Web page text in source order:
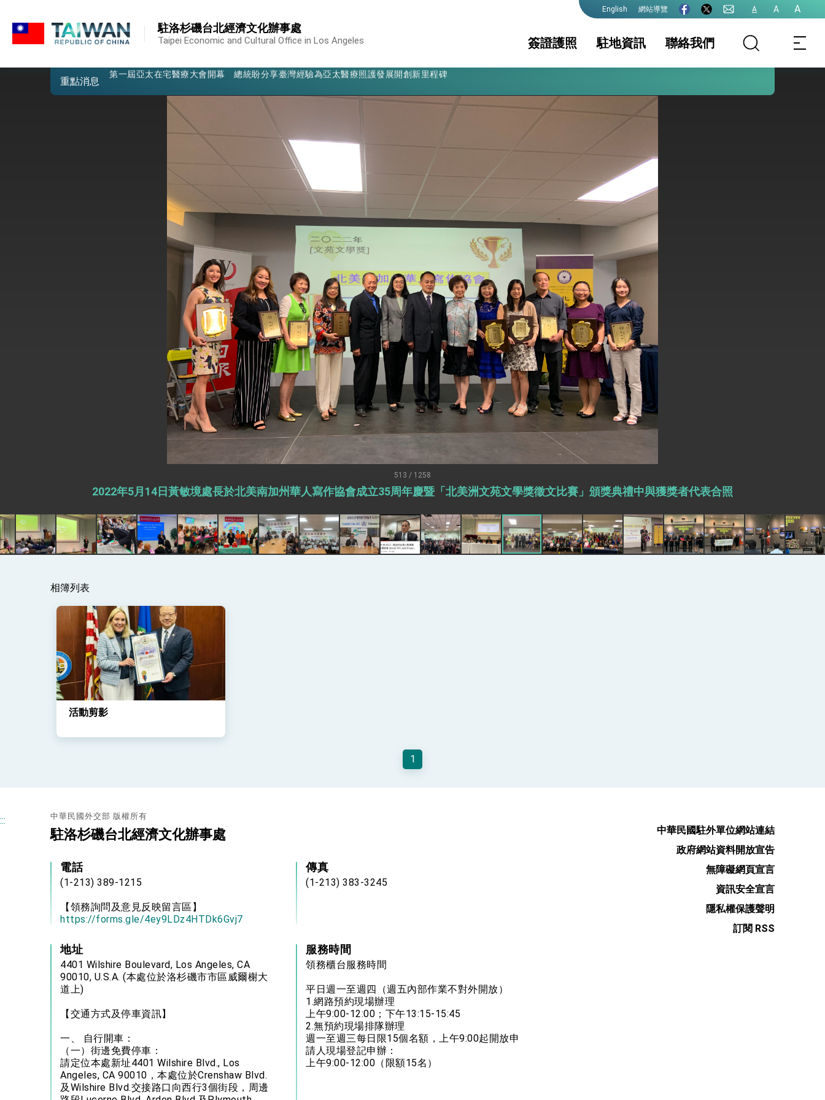
English 網站導覽 A A A
駐洛杉磯台北經濟文化辦事處
Taipei Economic and Cultural Office in Los Angeles 簽證護照
本處領務服務公告
事項
護照及入出國許可 簽證
駐地資訊
簽證及入境須知 駐地基本資料
生活資訊
消保及性平諮詢機
行事曆
聯絡我們
重點消息
我國政府將在美國亞利桑納州設立「駐鳳凰城辦事處」，進一步深化台美交流合作
外交部發布WHA文宣影片「台灣醫療點亮世界」及「台灣智慧醫療與健康產業展」預告短片，向世界展現台灣守護全球健康的創新能量
總統出訪史瓦帝尼返國談話 強調臺灣人有權利走向世界 盼與理念相近國家共同維護國際秩序
堅定走向世界 賴總統抵達史瓦帝尼王國進行國是訪問
總統與五院院長新春茶敘 盼化分歧為團結、為國家邁出合作第一步
台美貿易協議完成簽署達成6大目標、創5大歷史性突破 總統強調將以3大面向加速臺灣經濟轉型升級 籲請立院全力支持並盡速通過
臺美簽署「對等貿易協定」確立對等關稅15%且不疊加 我輸美2072項產品豁免對等關稅
總統接受「法新社」（AFP）專訪內容
外交部長林佳龍於《外交事務》撰文指出：自由世界 需要台灣，團結合作方能守護繁榮
外交部長林佳龍出席《台灣光華雜誌》50週年慶「見證蛻變，分享世界的光華」開幕式，期許數位轉 型迎向下個50年
總統主持「台美經濟繁榮夥伴對話」記者會 說明臺美合作三大戰略方向 盼與民主夥伴共同引領 下一個世代的繁榮
外交部長林佳龍接受印尼「時代雜誌」專訪，闡述印太安全局勢，籲深化台印尼半導體供應鏈合作
副總統接見美參議員蓋耶哥 強調美國是臺灣重要合作夥伴
外交部長林佳龍午宴歡迎美國聯邦參議員蓋耶哥訪問團
外交部長林佳龍接見美國智庫「德國馬歇爾基金會」訪問團一行，深化跨大西洋戰略夥伴關係
臺美經貿談判獲階段性成果 卓揆期勉爭取時間完成「臺美對等貿易協定」簽署
卓揆：臺美關稅談判階段性結果有助臺灣取得有利戰略地位 全力支持「臺美對等貿易協定」簽署
外交部與數位發展部攜手合作，整合台灣雄厚數位實力，達成固邦榮邦目標
外交部長林佳龍主持第35次「參與亞太經濟合作策略小組」跨部會會議
民調顯示多數國人滿意政府外交表現，高度支持「總合外交」與台歐美日關係深化
變局中 奮起的新臺灣 總統發表國慶演說
總統發表執政周年談話 盼面對未來挑戰 堅持團結 迎風轉型 穩健前行
賴總統就職演說影片
總統重要談話
513 / 1258
2022年5月14日黃敏境處長於北美南加州華人寫作協會成立35周年慶暨「北美洲文苑文學獎徵文比賽」頒獎典禮中與獲獎者代表合照
相簿列表
活動剪影
1
::: 中華民國外交部 版權所有
駐洛杉磯台北經濟文化辦事處
電話
(1-213) 389-1215
【領務詢問及意見反映留言區】
https://forms.gle/4ey9LDz4HTDk6Gvj7
傳真
(1-213) 383-3245
地址
4401 Wilshire Boulevard, Los Angeles, CA
90010, U.S.A. (本處位於洛杉磯市市區威爾榭大
道上)
【交通方式及停車資訊】
一、 自行開車：
（一）街邊免費停車：
請定位本處新址4401 Wilshire Blvd., Los
Angeles, CA 90010，本處位於Crenshaw Blvd.
及Wilshire Blvd.交接路口向西行3個街段，周邊
服務時間
領務櫃台服務時間
平日週一至週四（週五內部作業不對外開放）
1.網路預約現場辦理
上午9:00-12:00；下午13:15-15:45
2.無預約現場排隊辦理
週一至週三每日限15個名額，上午9:00起開放申
請人現場登記申辦：
上午9:00-12:00（限額15名）
中華民國駐外單位網站連結
政府網站資料開放宣告
無障礙網頁宣言
資訊安全宣言
隱私權保護聲明
訂閱 RSS